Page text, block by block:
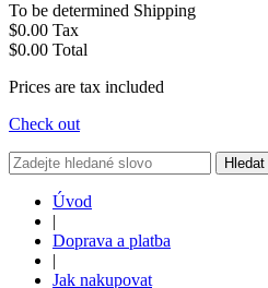
To be determined Shipping
$0.00 Tax
$0.00 Total
Prices are tax included
Check out
Hledat
Úvod
|
Doprava a platba
|
Jak nakupovat